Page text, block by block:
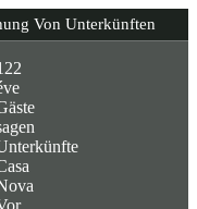
Von Unterkünften